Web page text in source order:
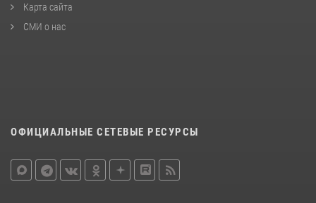
Карта сайта
СМИ о нас
ОФИЦИАЛЬНЫЕ СЕТЕВЫЕ РЕСУРСЫ